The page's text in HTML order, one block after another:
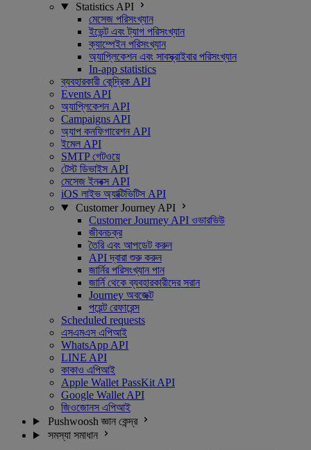
Statistics API
মেসেজ পরিসংখ্যান
ইভেন্ট এবং ট্যাগ পরিসংখ্যান
ক্যাম্পেইন পরিসংখ্যান
অ্যাপ্লিকেশন এবং সাবস্ক্রাইবার পরিসংখ্যান
In-app statistics
ব্যবহারকারী কেন্দ্রিক API
Events API
অ্যাপ্লিকেশন API
Campaigns API
অ্যাপ কনফিগারেশন API
ইমেল API
SMTP গেটওয়ে
টেস্ট ডিভাইস API
মেসেজ ইনবক্স API
iOS লাইভ অ্যাক্টিভিটিস API
Customer Journey API
Customer Journey API ওভারভিউ
জীবনচক্র
তৈরি এবং আপডেট করুন
API দ্বারা শুরু করুন
জার্নির পরিসংখ্যান পান
জার্নি থেকে ব্যবহারকারীদের সরান
Journey অবজেক্ট
পয়েন্ট রেফারেন্স
Scheduled requests
এসএমএস এপিআই
WhatsApp API
LINE API
কাকাও এপিআই
Apple Wallet PassKit API
Google Wallet API
জিওজোনস এপিআই
Pushwoosh জ্ঞান কেন্দ্র
সমস্যা সমাধান